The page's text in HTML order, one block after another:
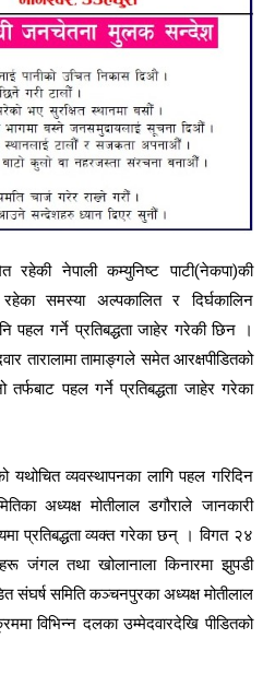
नेपाली कम्युनिष्ट पाटी(नेकपा)की
समस्या अल्पकालित र दिर्घकालिन
पहल गर्ने प्रतिबद्धता जाहेर गरेकी छिन ।
तारालामा तामाङ्गले समेत आरक्षपीडितको
तर्फबाट पहल गर्ने प्रतिबद्धता जाहेर गरेका
व्यवस्थापनका लागि पहल गरिदिन
अध्यक्ष मोतीलाल डगौराले जानकारी
प्रतिबद्धता व्यक्त गरेका छन् । विगत २४
जंगल तथा खोलानाला किनारमा झुपडी
संघर्ष समिति कञ्चनपुरका अध्यक्ष मोतीलाल
विभिन्न दलका उम्मेदवारदेखि पीडितको